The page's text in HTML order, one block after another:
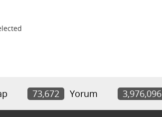
73,672 Yorum 3,976,096